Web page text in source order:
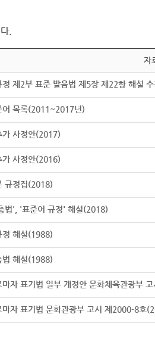
.
자
정 제2부 표준 발음법 제5장 제22항 해설
어 목록(2011~2017년)
가 사정안(2017)
가 사정안(2016)
규정집(2018)
법', '표준어 규정' 해설(2018)
정 해설(1988)
법 해설(1988)
마자 표기법 일부 개정안 문화체육관광부
마자 표기법 문화관광부 고시 제2000-8호